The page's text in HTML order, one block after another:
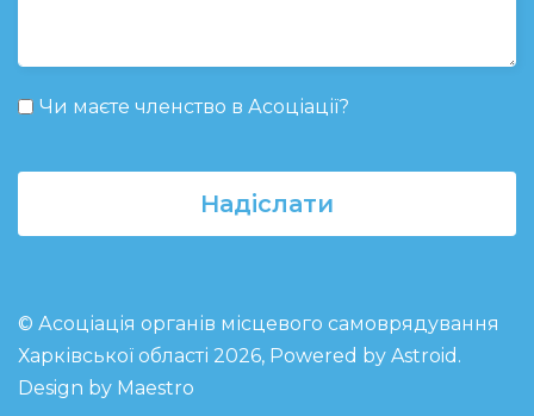
Чи маєте членство в Асоціації?
Надіслати
© Асоціація органів місцевого самоврядування
Харківської області 2026, Powered by Astroid .
Design by Maestro